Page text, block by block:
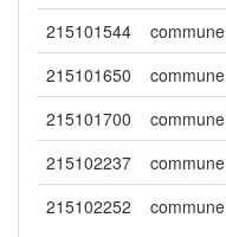
215101544 commune
215101650
commune
215101700
commune
215102237
commune
215102252
commune